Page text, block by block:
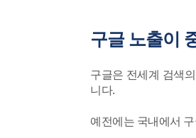
구글 노출이
구글은 전세계 검색
니다.
예전에는 국내에서